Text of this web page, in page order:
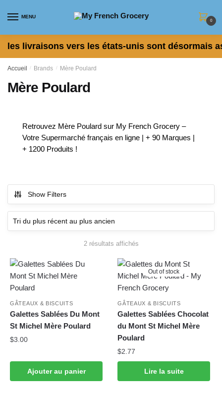
MENU
0
les livraisons vers les états-unis sont désormais
Accueil / Brands / Mère Poulard
Mère Poulard
Retrouvez Mère Poulard sur My French Grocery –
Votre Supermarché français en ligne | + 90 Marques |
+ 1200 Produits !
Show Filters
2 résultats affichés
GÂTEAUX & BISCUITS
Galettes Sablées Du Mont
St Michel Mère Poulard
$3.00
Ajouter au panier
Out of stock
GÂTEAUX & BISCUITS
Galettes Sablées Chocolat
du Mont St Michel Mère
Poulard
$2.77
Lire la suite